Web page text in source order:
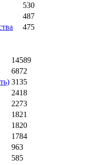
530
487
475
14589
6872
3135
2418
2273
1821
1820
1784
963
585